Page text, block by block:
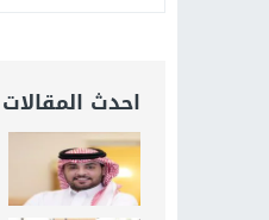
احدث المقالات